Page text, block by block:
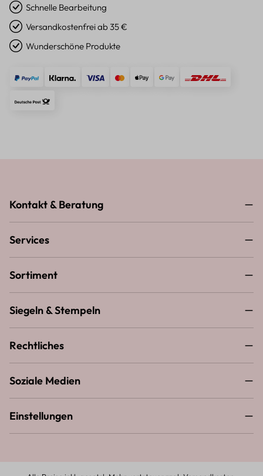
Schnelle Bearbeitung
Versandkostenfrei ab 35 €
Wunderschöne Produkte
Kontakt & Beratung
Services
Sortiment
Siegeln & Stempeln
Rechtliches
Soziale Medien
Einstellungen